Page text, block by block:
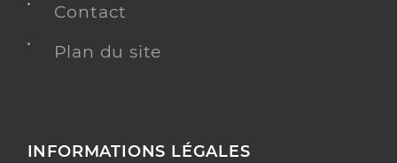
Contact
Plan du site
INFORMATIONS LÉGALES